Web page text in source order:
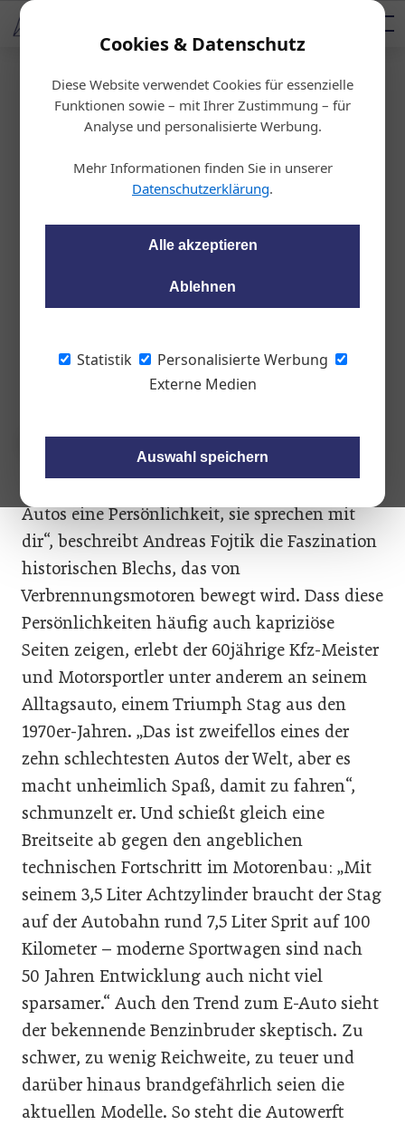
Cookies & Datenschutz
Diese Website verwendet Cookies für essenzielle
Funktionen sowie – mit Ihrer Zustimmung – für
Analyse und personalisierte Werbung.
Mehr Informationen finden Sie in unserer
Datenschutzerklärung.
Alle akzeptieren
Ablehnen
Statistik
Personalisierte Werbung
Externe Medien
Auswahl speichern
AUTOMOTIVE SERVICES
AUTOMOTIVE AKADEMIE
Podcast
Startseite/Profis am Werk
Porträt Autowerft
18.09.2023, 16:21 Uhr
Kfz-Werkstatt für alle Marken mit
Schwerpunkt Oldtimer-Restaurierung. Den
leidenschaftliche Motorsportler für einen
Autos eine Persönlichkeit, sie sprechen mit
dir“, beschreibt Andreas Fojtik die Faszination
historischen Blechs, das von
Verbrennungsmotoren bewegt wird. Dass diese
Persönlichkeiten häufig auch kapriziöse
Seiten zeigen, erlebt der 60jährige Kfz-Meister
und Motorsportler unter anderem an seinem
Alltagsauto, einem Triumph Stag aus den
1970er-Jahren. „Das ist zweifellos eines der
zehn schlechtesten Autos der Welt, aber es
macht unheimlich Spaß, damit zu fahren“,
schmunzelt er. Und schießt gleich eine
Breitseite ab gegen den angeblichen
technischen Fortschritt im Motorenbau: „Mit
seinem 3,5 Liter Achtzylinder braucht der Stag
auf der Autobahn rund 7,5 Liter Sprit auf 100
Kilometer – moderne Sportwagen sind nach
50 Jahren Entwicklung auch nicht viel
sparsamer.“ Auch den Trend zum E-Auto sieht
der bekennende Benzinbruder skeptisch. Zu
schwer, zu wenig Reichweite, zu teuer und
darüber hinaus brandgefährlich seien die
aktuellen Modelle. So steht die Autowerft